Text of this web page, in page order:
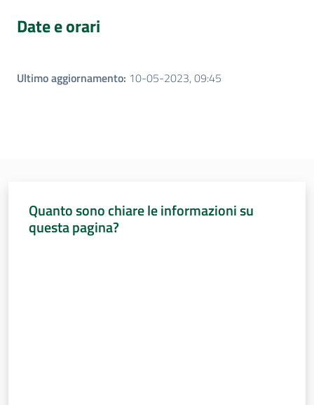
Date e orari
Ultimo aggiornamento: 10-05-2023, 09:45
Quanto sono chiare le informazioni su
questa pagina?